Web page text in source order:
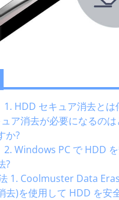
1. HDD セキュア消去とは
ア消去が必要になるのは
か?
2. Windows PC で HDD
?
1. Coolmuster Data
去)を使用して HDD を安